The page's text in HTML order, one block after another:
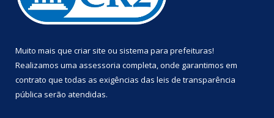
Muito mais que criar site ou sistema para prefeituras!
Realizamos uma assessoria completa, onde garantimos em
contrato que todas as exigências das leis de transparência
pública serão atendidas.